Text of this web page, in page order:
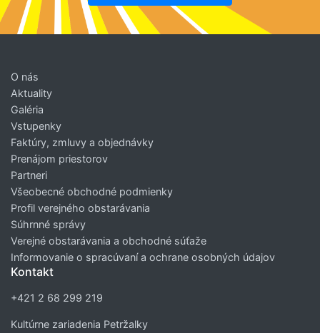
O nás
Aktuality
Galéria
Vstupenky
Faktúry, zmluvy a objednávky
Prenájom priestorov
Partneri
Všeobecné obchodné podmienky
Profil verejného obstarávania
Súhrnné správy
Verejné obstarávania a obchodné súťaže
Informovanie o spracúvaní a ochrane osobných údajov
Kontakt
+421 2 68 299 219
Kultúrne zariadenia Petržalky